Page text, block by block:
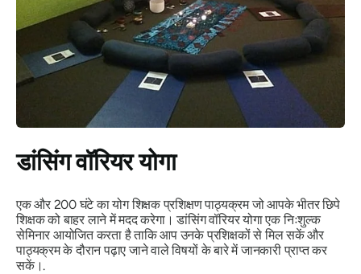
डांसिंग वॉरियर योगा
एक और 200 घंटे का योग शिक्षक प्रशिक्षण पाठ्यक्रम जो आपके भीतर छिपे
शिक्षक को बाहर लाने में मदद करेगा। डांसिंग वॉरियर योगा एक निःशुल्क
सेमिनार आयोजित करता है ताकि आप उनके प्रशिक्षकों से मिल सकें और
पाठ्यक्रम के दौरान पढ़ाए जाने वाले विषयों के बारे में जानकारी प्राप्त कर
सकें।.